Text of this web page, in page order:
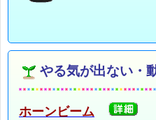
やる気が出ない・
ホーンビーム